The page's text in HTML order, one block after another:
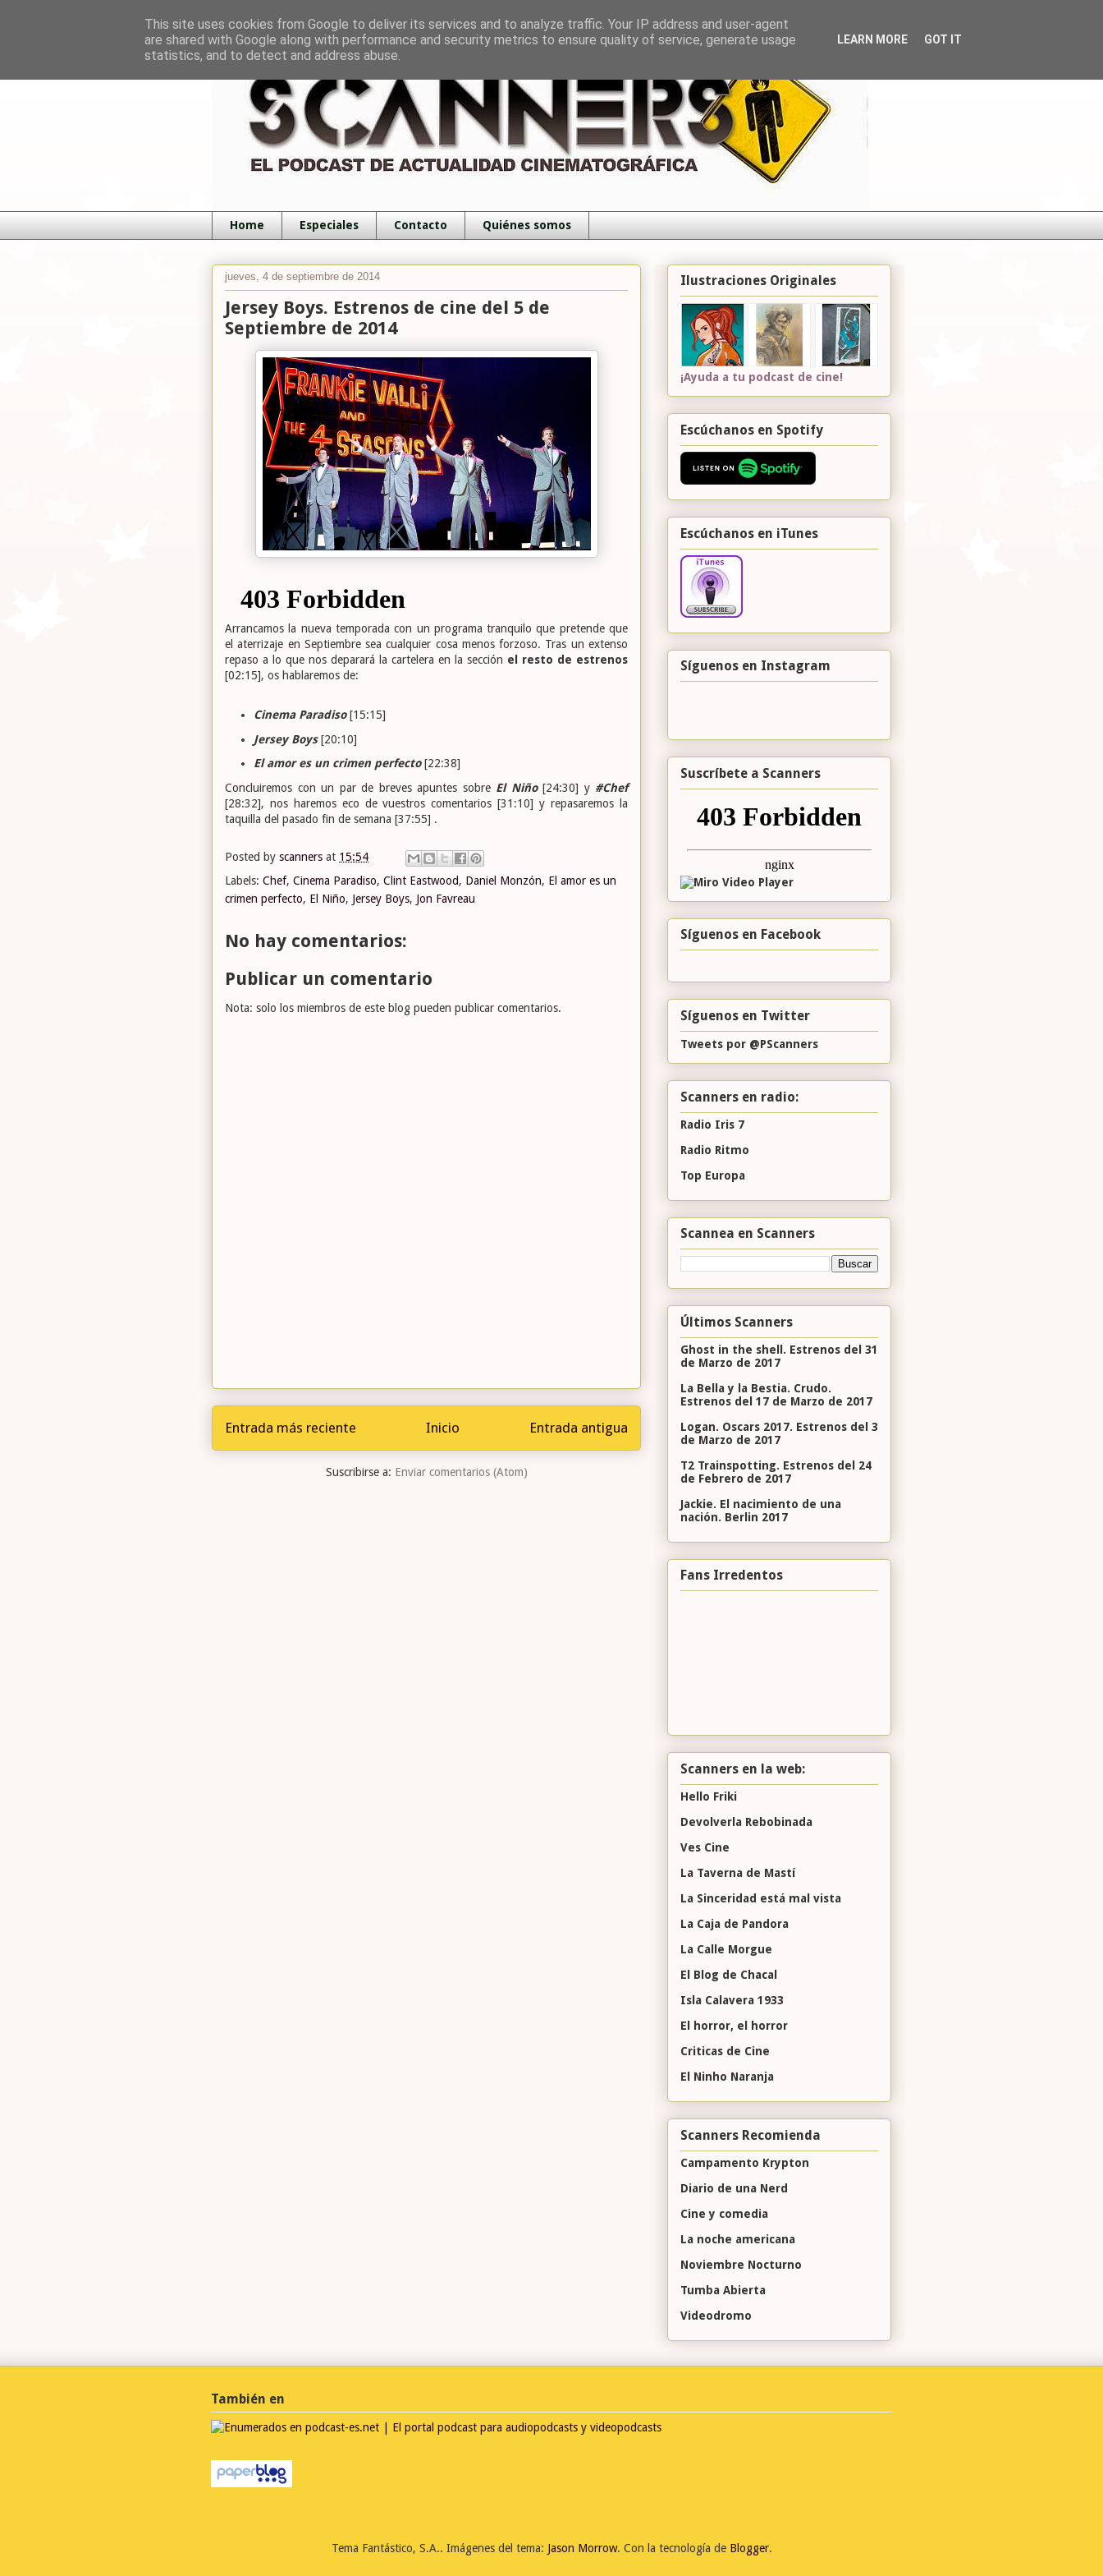
Home Especiales Contacto Quiénes somos
jueves, 4 de septiembre de 2014
Jersey Boys. Estrenos de cine del 5 de
Septiembre de 2014
Arrancamos la nueva temporada con un programa tranquilo que pretende que
el aterrizaje en Septiembre sea cualquier cosa menos forzoso. Tras un extenso
repaso a lo que nos deparará la cartelera en la sección el resto de estrenos
[02:15], os hablaremos de:
Cinema Paradiso[15:15]
Jersey Boys[20:10]
El amor es un crimen perfecto[22:38]
Concluiremos con un par de breves apuntes sobre El Niño[24:30] y #Chef
[28:32], nos haremos eco de vuestros comentarios [31:10] y repasaremos la
taquilla del pasado fin de semana [37:55] .
Posted by scanners at 15:54
Labels: Chef, Cinema Paradiso, Clint Eastwood, Daniel Monzón, El amor es un
crimen perfecto, El Niño, Jersey Boys, Jon Favreau
No hay comentarios:
Publicar un comentario
Nota: solo los miembros de este blog pueden publicar comentarios.
Entrada más reciente Entrada antigua
Inicio
Suscribirse a: Enviar comentarios (Atom)
Ilustraciones Originales
¡Ayuda a tu podcast de cine!
Escúchanos en Spotify
Escúchanos en iTunes
Síguenos en Instagram
Suscríbete a Scanners
Síguenos en Facebook
Síguenos en Twitter
Tweets por @PScanners
Scanners en radio:
Radio Iris 7
Radio Ritmo
Top Europa
Scannea en Scanners
Últimos Scanners
Ghost in the shell. Estrenos del 31
de Marzo de 2017
La Bella y la Bestia. Crudo.
Estrenos del 17 de Marzo de 2017
Logan. Oscars 2017. Estrenos del 3
de Marzo de 2017
T2 Trainspotting. Estrenos del 24
de Febrero de 2017
Jackie. El nacimiento de una
nación. Berlin 2017
Fans Irredentos
Scanners en la web:
Hello Friki
Devolverla Rebobinada
Ves Cine
La Taverna de Mastí
La Sinceridad está mal vista
La Caja de Pandora
La Calle Morgue
El Blog de Chacal
Isla Calavera 1933
El horror, el horror
Criticas de Cine
El Ninho Naranja
Scanners Recomienda
Campamento Krypton
Diario de una Nerd
Cine y comedia
La noche americana
Noviembre Nocturno
Tumba Abierta
Videodromo
También en
Tema Fantástico, S.A.. Imágenes del tema: Jason Morrow. Con la tecnología de Blogger.
This site uses cookies from Google to deliver its services and to analyze traffic. Your IP address and user-agent
are shared with Google along with performance and security metrics to ensure quality of service, generate usage
statistics, and to detect and address abuse.
LEARN MORE GOT IT